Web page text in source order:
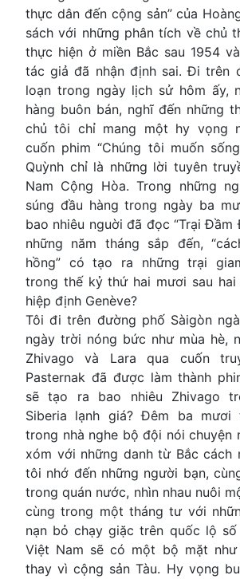
thực dân đến cộng sản” của
sách với những phân tích về chủ
thực hiện ở miền Bắc sau 1954
tác giả đã nhận định sai. Đi trên
loạn trong ngày lịch sử hôm ấy,
hàng buôn bán, nghĩ đến những
chủ tôi chỉ mang một hy vọng
cuốn phim “Chúng tôi muốn
Quỳnh chỉ là những lời tuyên
Nam Cộng Hòa. Trong những
súng đầu hàng trong ngày ba
bao nhiêu nguời đã đọc “Trại Đầm
những năm tháng sắp đến,
hồng” có tạo ra những trại
trong thế kỷ thứ hai mươi sau hai
hiệp định Genève?
Tôi đi trên đường phố Sàigòn
ngày trời nóng bức như mùa hè,
Zhivago và Lara qua cuốn
Pasternak đã được làm thành
sẽ tạo ra bao nhiêu Zhivago
Siberia lạnh giá? Đêm ba mươi
trong nhà nghe bộ đội nói chuyện
xóm với những danh từ Bắc cách
tôi nhớ đến những người bạn,
trong quán nước, nhìn nhau nuôi
cùng trong một tháng tư với
nạn bỏ chạy giặc trên quốc lộ
Việt Nam sẽ có một bộ mặt như
thay vì cộng sản Tàu. Hy vọng